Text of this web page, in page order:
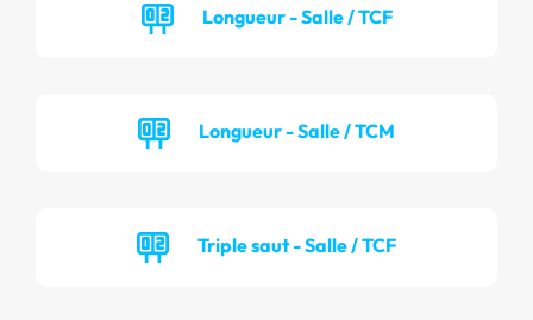
Longueur - Salle / TCF
Longueur - Salle / TCM
Triple saut - Salle / TCF